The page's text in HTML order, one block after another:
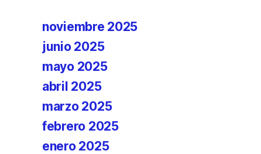
noviembre 2025
junio 2025
mayo 2025
abril 2025
marzo 2025
febrero 2025
enero 2025